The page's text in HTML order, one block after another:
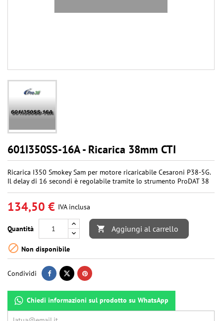
601I350SS-16A - Ricarica 38mm CTI
Ricarica I350 Smokey Sam per motore ricaricabile Cesaroni P38-5G.
Il delay di 16 secondi è regolabile tramite lo strumento ProDAT 38
134,50 € IVA inclusa
Quantità  Aggiungi al carrello
 Non disponibile
Condividi
Chiedi informazioni sul prodotto su WhatsApp